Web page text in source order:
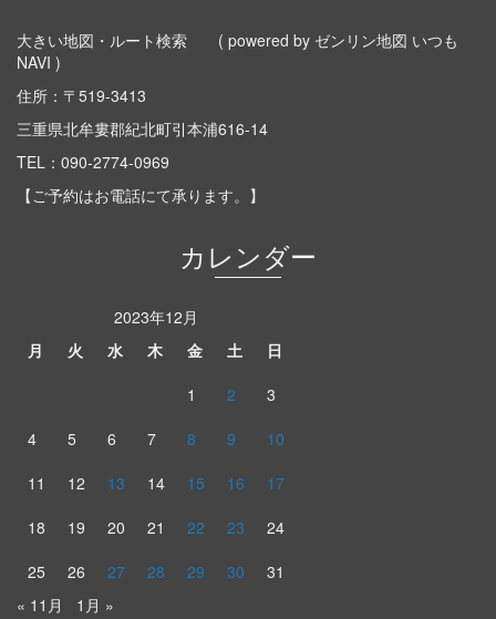
大きい地図・ルート検索
( powered by ゼンリン地図 いつも
NAVI )
住所：〒519-3413
三重県北牟婁郡紀北町引本浦616-14
TEL： 090-2774-0969
【ご予約はお電話にて承ります。】
カレンダー
2023年12月
月
火 水 木 金 土
日
1
2
3
4
5 6 7 8 9
10
11
12 13 14 15 16
17
18
19 20 21 22 23
24
25
26 27 28 29 30
31
« 11月
1月 »